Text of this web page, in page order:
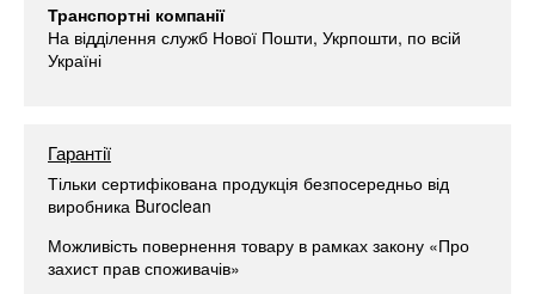
Транспортні компанії
На відділення служб Нової Пошти, Укрпошти, по всій
Україні
Гарантії
Тільки сертифікована продукція безпосередньо від
виробника Buroclean
Можливість повернення товару в рамках закону «Про
захист прав споживачів»